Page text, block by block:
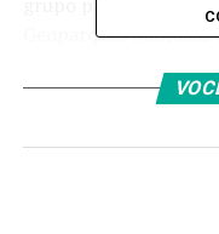
Geoparques
via-se comboios de
,